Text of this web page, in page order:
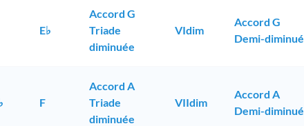
E♭
Accord G
Triade
diminuée
VIdim
Accord G
Demi-diminué
F
Accord A
Triade
diminuée
VIIdim
Accord A
Demi-diminué